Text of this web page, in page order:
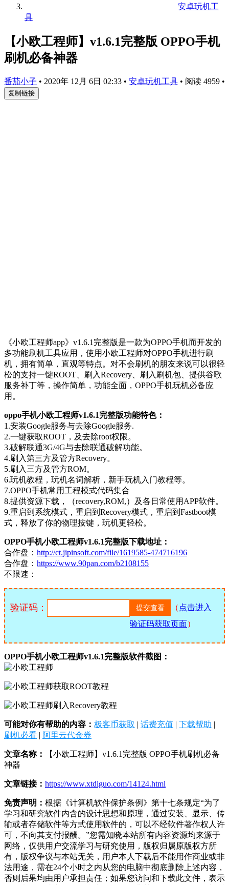
安卓玩机工
具
【小欧工程师】v1.6.1完整版 OPPO手机
刷机必备神器
番茄小子 • 2020年 12月 6日 02:33 • 安卓玩机工具 • 阅读 4959 •
复制链接
《小欧工程师app》v1.6.1完整版是一款为OPPO手机而开发的
多功能刷机工具应用，使用小欧工程师对OPPO手机进行刷
机，拥有简单，直观等特点。对不会刷机的朋友来说可以很轻
松的支持一键ROOT、刷入Recovery、刷入刷机包、提供谷歌
服务补丁等，操作简单，功能全面，OPPO手机玩机必备应
用。
oppo手机小欧工程师v1.6.1完整版功能特色：
1.安装Google服务与去除Google服务.
2.一键获取ROOT，及去除root权限。
3.破解联通3G/4G与去除联通破解功能。
4.刷入第三方及管方Recovery。
5.刷入三方及管方ROM。
6.玩机教程，玩机名词解析，新手玩机入门教程等。
7.OPPO手机常用工程模式代码集合
8.提供资源下载，（recovery,ROM,）及各日常使用APP软件。
9.重启到系统模式，重启到Recovery模式，重启到Fastboot模
式，释放了你的物理按键，玩机更轻松。
OPPO手机小欧工程师v1.6.1完整版下载地址：
合作盘： http://ct.jipinsoft.com/file/1619585-474716196
合作盘： https://www.90pan.com/b2108155
不限速：
验证码： （ 点击进入
验证码获取页面）
OPPO手机小欧工程师v1.6.1完整版软件截图：
可能对你有帮助的内容： 极客币获取 | 话费充值 | 下载帮助 |
刷机必看 | 阿里云代金券
文章名称：
【小欧工程师】v1.6.1完整版 OPPO手机刷机必备
神器
文章链接： https://www.xtdiguo.com/14124.html
免责声明： 根据《计算机软件保护条例》第十七条规定“为了
学习和研究软件内含的设计思想和原理，通过安装、显示、传
输或者存储软件等方式使用软件的，可以不经软件著作权人许
可，不向其支付报酬。”您需知晓本站所有内容资源均来源于
网络，仅供用户交流学习与研究使用，版权归属原版权方所
有，版权争议与本站无关，用户本人下载后不能用作商业或非
法用途，需在24个小时之内从您的电脑中彻底删除上述内容，
否则后果均由用户承担责任；如果您访问和下载此文件，表示